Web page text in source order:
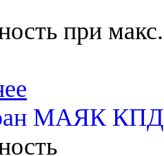
при
МАЯК КПД